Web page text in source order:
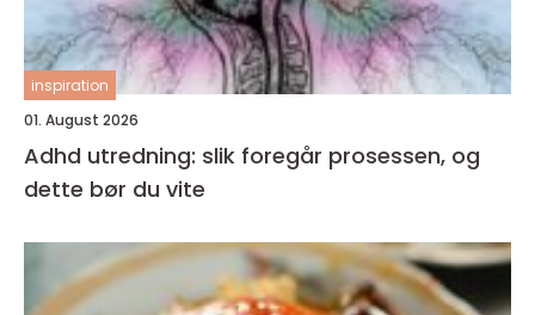
inspiration
01. August 2026
Adhd utredning: slik foregår prosessen, og
dette bør du vite